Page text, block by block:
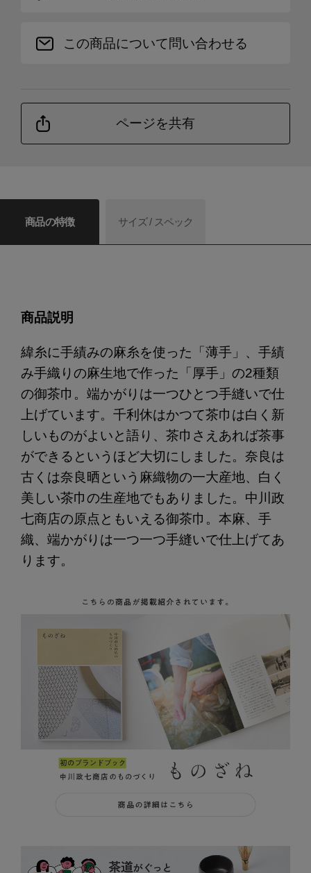
この商品について問い合わせる
ページを共有
商品の特徴 サイズ / スペック
商品説明
緯糸に手績みの麻糸を使った「薄手」、手績
み手織りの麻生地で作った「厚手」の2種類
の御茶巾。端かがりは一つひとつ手縫いで仕
上げています。 千利休はかつて茶巾は白く新
しいものがよいと語り、茶巾さえあれば茶事
ができるというほど大切にしました。奈良は
古くは奈良晒という麻織物の一大産地、白く
美しい茶巾の生産地でもありました。中川政
七商店の原点ともいえる御茶巾。本麻、手
織、端かがりは一つ一つ手縫いで仕上げてあ
ります。